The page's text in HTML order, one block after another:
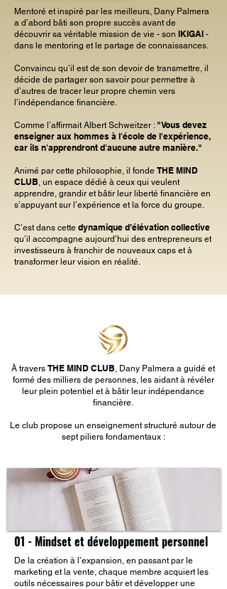
Mentoré et inspiré par les meilleurs, Dany Palmera
a d’abord bâti son propre succès avant de
découvrir sa véritable mission de vie - son IKIGAI -
dans le mentoring et le partage de connaissances.
Convaincu qu’il est de son devoir de transmettre, il
décide de partager son savoir pour permettre à
d’autres de tracer leur propre chemin vers
l’indépendance financière.
Comme l’affirmait Albert Schweitzer : "Vous devez
enseigner aux hommes à l'école de l'expérience,
car ils n'apprendront d'aucune autre manière."
Animé par cette philosophie, il fonde THE MIND
CLUB, un espace dédié à ceux qui veulent
apprendre, grandir et bâtir leur liberté financière en
s’appuyant sur l’expérience et la force du groupe.
C’est dans cette dynamique d’élévation collective
qu’il accompagne aujourd’hui des entrepreneurs et
investisseurs à franchir de nouveaux caps et à
transformer leur vision en réalité.
À travers THE MIND CLUB, Dany Palmera a guidé et
formé des milliers de personnes, les aidant à révéler
leur plein potentiel et à bâtir leur indépendance
financière.
Le club propose un enseignement structuré autour de
sept piliers fondamentaux :
01 - Mindset et développement personnel
De la création à l’expansion, en passant par le
marketing et la vente, chaque membre acquiert les
outils nécessaires pour bâtir et développer une